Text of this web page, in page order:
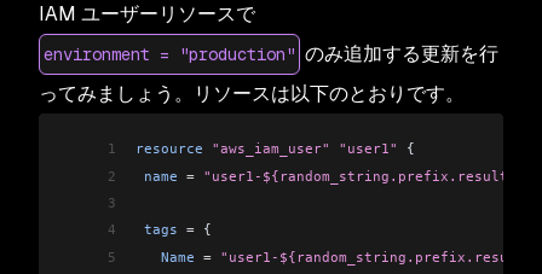
IAM ユーザーリソースで
environment = "production" のみ追加する更新を行
ってみましょう。リソースは以下のとおりです。
1 resource "aws_iam_user" "user1"
{
2
name = "user1-${random_string.prefix.result}"
3
4
tags = {
5
   Name
= "user1-${random_string.prefix.result}"